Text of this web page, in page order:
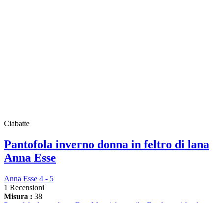
Ciabatte
Pantofola inverno donna in feltro di lana
Anna Esse
Anna Esse 4 - 5
1 Recensioni
Misura : 38